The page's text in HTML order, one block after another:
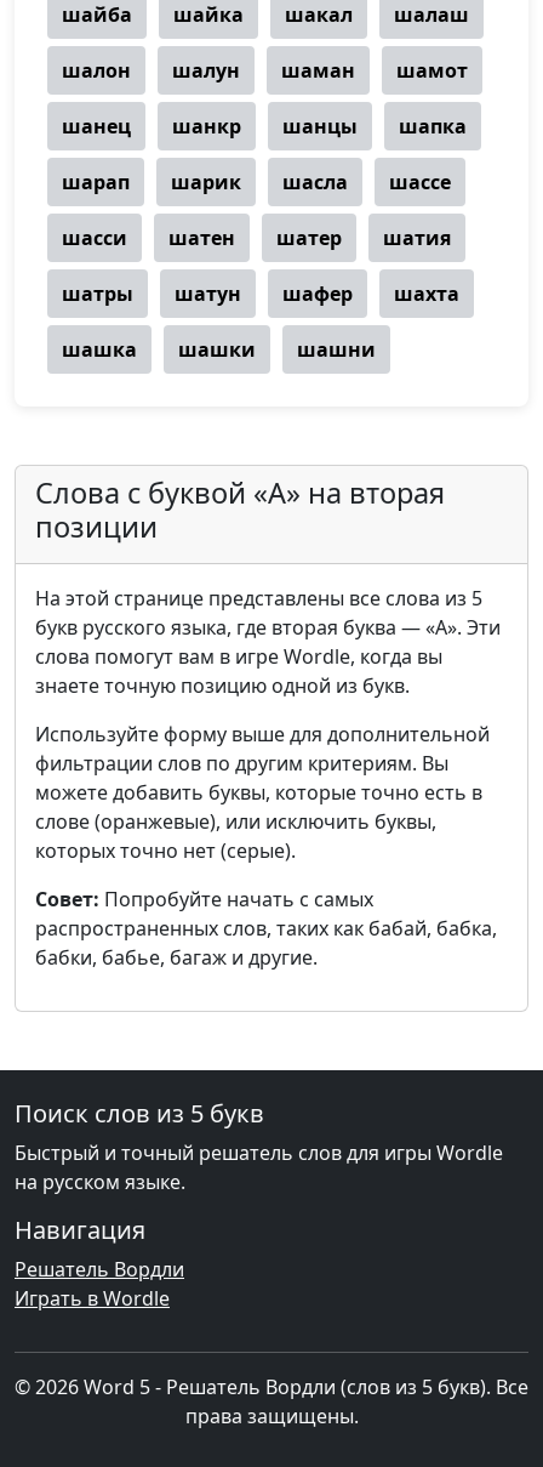
шайба шайка шакал шалаш
шалон шалун шаман шамот
шанец шанкр шанцы шапка
шарап шарик шасла шассе
шасси шатен шатер шатия
шатры шатун шафер шахта
шашка шашки шашни
Слова с буквой «А» на вторая
позиции
На этой странице представлены все слова из 5
букв русского языка, где вторая буква — «А». Эти
слова помогут вам в игре Wordle, когда вы
знаете точную позицию одной из букв.
Используйте форму выше для дополнительной
фильтрации слов по другим критериям. Вы
можете добавить буквы, которые точно есть в
слове (оранжевые), или исключить буквы,
которых точно нет (серые).
Совет: Попробуйте начать с самых
распространенных слов, таких как бабай, бабка,
бабки, бабье, багаж и другие.
Поиск слов из 5 букв
Быстрый и точный решатель слов для игры Wordle
на русском языке.
Навигация
Решатель Вордли
Играть в Wordle
© 2026 Word 5 - Решатель Вордли (слов из 5 букв). Все
права защищены.